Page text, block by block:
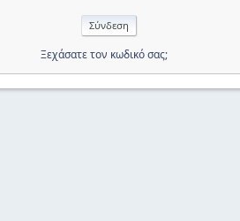
Ξεχάσατε τον κωδικό σας;